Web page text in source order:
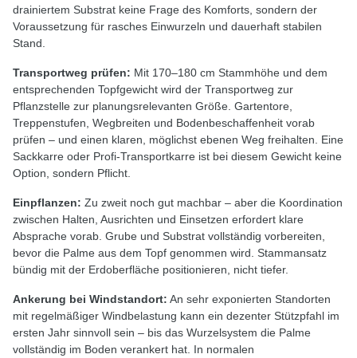
drainiertem Substrat keine Frage des Komforts, sondern der
Voraussetzung für rasches Einwurzeln und dauerhaft stabilen
Stand.
Transportweg prüfen: Mit 170–180 cm Stammhöhe und dem
entsprechenden Topfgewicht wird der Transportweg zur
Pflanzstelle zur planungsrelevanten Größe. Gartentore,
Treppenstufen, Wegbreiten und Bodenbeschaffenheit vorab
prüfen – und einen klaren, möglichst ebenen Weg freihalten. Eine
Sackkarre oder Profi-Transportkarre ist bei diesem Gewicht keine
Option, sondern Pflicht.
Einpflanzen: Zu zweit noch gut machbar – aber die Koordination
zwischen Halten, Ausrichten und Einsetzen erfordert klare
Absprache vorab. Grube und Substrat vollständig vorbereiten,
bevor die Palme aus dem Topf genommen wird. Stammansatz
bündig mit der Erdoberfläche positionieren, nicht tiefer.
Ankerung bei Windstandort: An sehr exponierten Standorten
mit regelmäßiger Windbelastung kann ein dezenter Stützpfahl im
ersten Jahr sinnvoll sein – bis das Wurzelsystem die Palme
vollständig im Boden verankert hat. In normalen